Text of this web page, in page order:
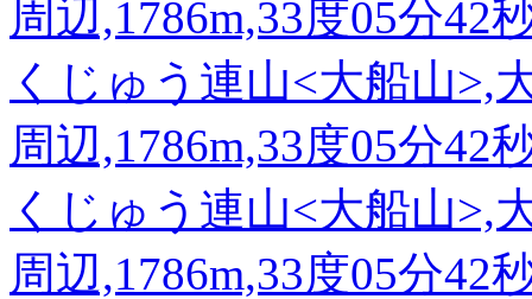
周辺,1786m,33度05分42
くじゅう連山<大船山>,
周辺,1786m,33度05分42
くじゅう連山<大船山>,
周辺,1786m,33度05分42